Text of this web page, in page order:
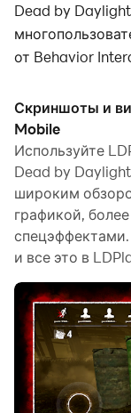
Dead by
от Behavior
испытаете
выследит всех
только одно:
можно
выжившим, а
персонажами.
игры Dead by
истории
Станьте
дальше
Если вы хотите
выслеживает
проблем;
ужасом. И если
Скриншоты и
Mobile
Используйте
Dead by
широким
графикой,
и все это в